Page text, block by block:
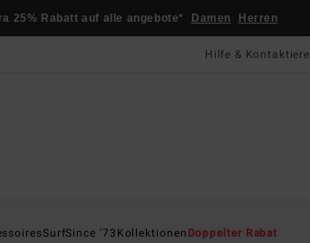
25% Rabatt auf alle angebote* Damen Herren
Hilfe & Kontaktiere
SurfSince '73KollektionenDoppelter Rabat